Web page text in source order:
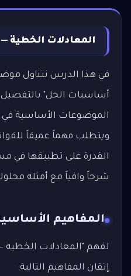
المعادلات الخطية
في هذا الدرس نتناول
أساسيات الحل"
الموضوعات الأساسية في
ويتطلب فهماً عميقاً
القدرة على تطبيقها في
شرحاً وافياً مع أمثلة
المفاهيم
لفهم "المعادلات
إتقان المفاهيم التالية: